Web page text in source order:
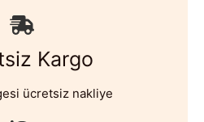
Kargo
ücretsiz nakliye